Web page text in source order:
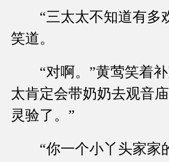
“三太太不知道有多
笑道。
“对啊。”黄莺笑着补
太肯定会带奶奶去观音
灵验了。”
“你一个小丫头家家